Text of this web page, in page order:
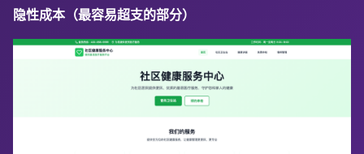
隐性成本（最容易超支的部分）